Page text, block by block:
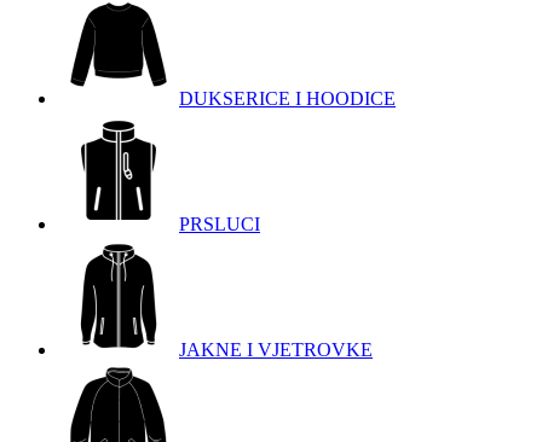
DUKSERICE I HOODICE
PRSLUCI
JAKNE I VJETROVKE